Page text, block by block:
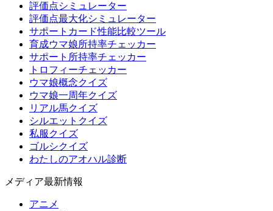
評価点シミュレーター
評価点最大化シミュレーター
サポートカード性能比較ツール
育成ウマ娘所持率チェッカー
サポート所持率チェッカー
トロフィーチェッカー
ウマ娘概念クイズ
ウマ娘一周年クイズ
リアル馬クイズ
シルエットクイズ
私服クイズ
ゴルシクイズ
わたしのアオハル診断
メディア最新情報
アニメ